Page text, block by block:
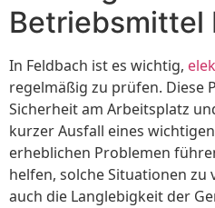
Betriebsmittel
In Feldbach ist es wichtig,
regelmäßig zu prüfen. Diese
Sicherheit am Arbeitsplatz
kurzer Ausfall eines
erheblichen Problemen
helfen, solche Situationen zu
auch die Langlebigkeit der